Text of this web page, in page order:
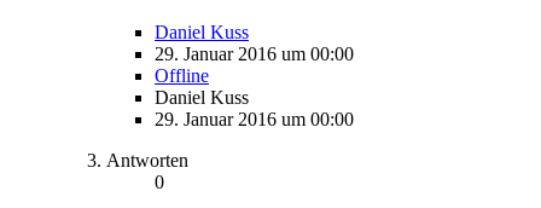
Daniel Kuss
29. Januar 2016 um 00:00
Offline
Daniel Kuss
29. Januar 2016 um 00:00
Antworten
0